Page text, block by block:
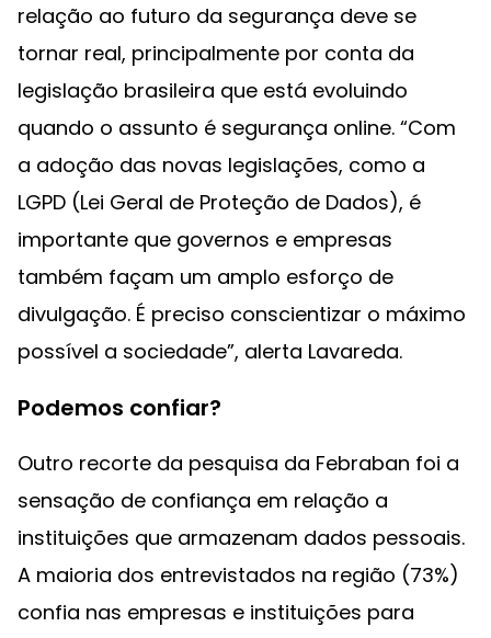
relação ao futuro da segurança deve se
tornar real, principalmente por conta da
legislação brasileira que está evoluindo
quando o assunto é segurança online. “Com
a adoção das novas legislações, como a
LGPD (Lei Geral de Proteção de Dados), é
importante que governos e empresas
também façam um amplo esforço de
divulgação. É preciso conscientizar o máximo
possível a sociedade”, alerta Lavareda.
Podemos confiar?
Outro recorte da pesquisa da Febraban foi a
sensação de confiança em relação a
instituições que armazenam dados pessoais.
A maioria dos entrevistados na região (73%)
confia nas empresas e instituições para